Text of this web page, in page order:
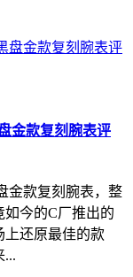
金款复刻腕表评
金款复刻腕表，整
今的C厂推出的
上还原最佳的款
...